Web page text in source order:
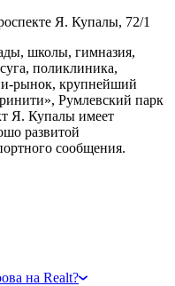
Я. Купалы, 72/1
школы, гимназия,
поликлиника,
рынок, крупнейший
Румлевский парк
Я. Купалы имеет
развитой
сообщения.
на Realt?